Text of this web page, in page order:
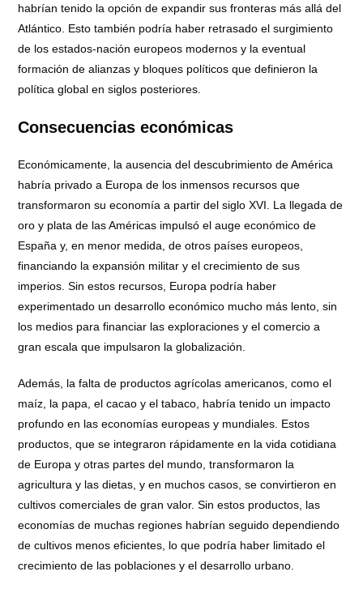
habrían tenido la opción de expandir sus fronteras más allá del
Atlántico. Esto también podría haber retrasado el surgimiento
de los estados-nación europeos modernos y la eventual
formación de alianzas y bloques políticos que definieron la
política global en siglos posteriores.
Consecuencias económicas
Económicamente, la ausencia del descubrimiento de América
habría privado a Europa de los inmensos recursos que
transformaron su economía a partir del siglo XVI. La llegada de
oro y plata de las Américas impulsó el auge económico de
España y, en menor medida, de otros países europeos,
financiando la expansión militar y el crecimiento de sus
imperios. Sin estos recursos, Europa podría haber
experimentado un desarrollo económico mucho más lento, sin
los medios para financiar las exploraciones y el comercio a
gran escala que impulsaron la globalización.
Además, la falta de productos agrícolas americanos, como el
maíz, la papa, el cacao y el tabaco, habría tenido un impacto
profundo en las economías europeas y mundiales. Estos
productos, que se integraron rápidamente en la vida cotidiana
de Europa y otras partes del mundo, transformaron la
agricultura y las dietas, y en muchos casos, se convirtieron en
cultivos comerciales de gran valor. Sin estos productos, las
economías de muchas regiones habrían seguido dependiendo
de cultivos menos eficientes, lo que podría haber limitado el
crecimiento de las poblaciones y el desarrollo urbano.